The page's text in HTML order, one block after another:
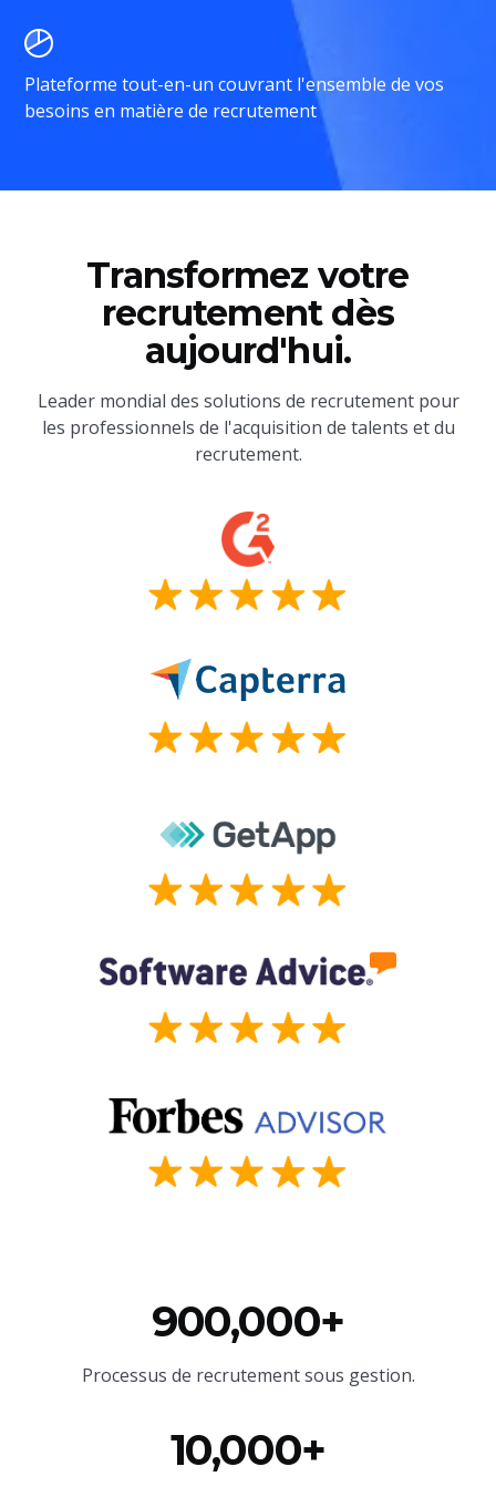
Plateforme tout-en-un couvrant l'ensemble de vos
besoins en matière de recrutement
Transformez votre
recrutement dès
aujourd'hui.
Leader mondial des solutions de recrutement pour
les professionnels de l'acquisition de talents et du
recrutement.
900,000+
Processus de recrutement sous gestion.
10,000+